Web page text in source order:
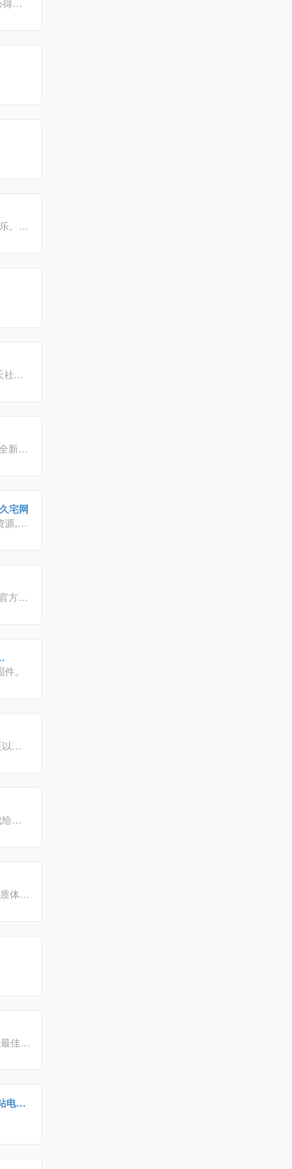
的
。
区,
新官
久宅论坛 - 最年轻的网游单机,页游,免费单机游戏资源分享的论坛,只为分享快乐 - 久宅网
源,配
方原
习、
。
最
您
体系
佳网
电子